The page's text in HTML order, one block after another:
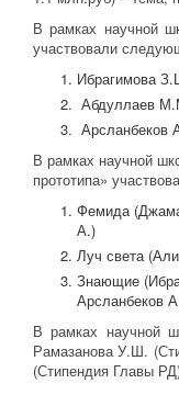
В рамках научной
участвовали
Ибрагимова
Абдуллаев
Арсланбеков
В рамках научной
прототипа»
Фемида
А.)
Луч света
Знающие
Арсланбеков
В рамках научной
Рамазанова У.Ш.
(Стипендия Главы